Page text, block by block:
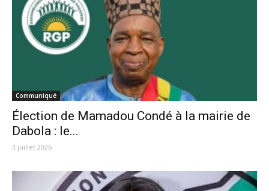
Communiqué
Élection de Mamadou Condé à la mairie de
Dabola : le...
3 juillet 2026